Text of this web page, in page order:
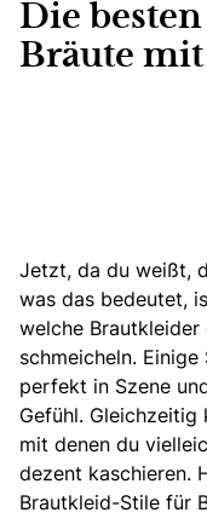
Die
Bräute
Jetzt, da du weißt,
was das bedeutet,
welche
schmeicheln.
perfekt in Szene
Gefühl. Gleichzeitig
mit denen du
dezent kaschieren.
Brautkleid-Stile für